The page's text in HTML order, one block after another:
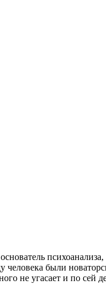
были
не угасает и по сей